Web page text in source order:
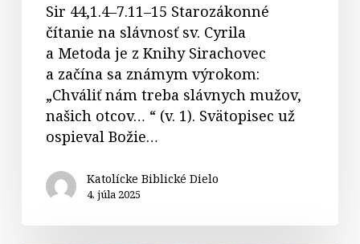
Sir 44,1.4–7.11–15 Starozákonné
čítanie na slávnosť sv. Cyrila
a Metoda je z Knihy Sirachovec
a začína sa známym výrokom:
„Chváliť nám treba slávnych mužov,
našich otcov… “ (v. 1). Svätopisec už
ospieval Božie…
Katolícke Biblické Dielo
4. júla 2025